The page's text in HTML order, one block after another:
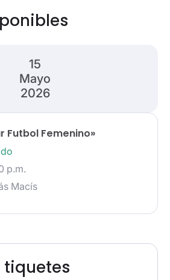
15
Mayo
2026
Futbol Femenino»
p.m.
Macís